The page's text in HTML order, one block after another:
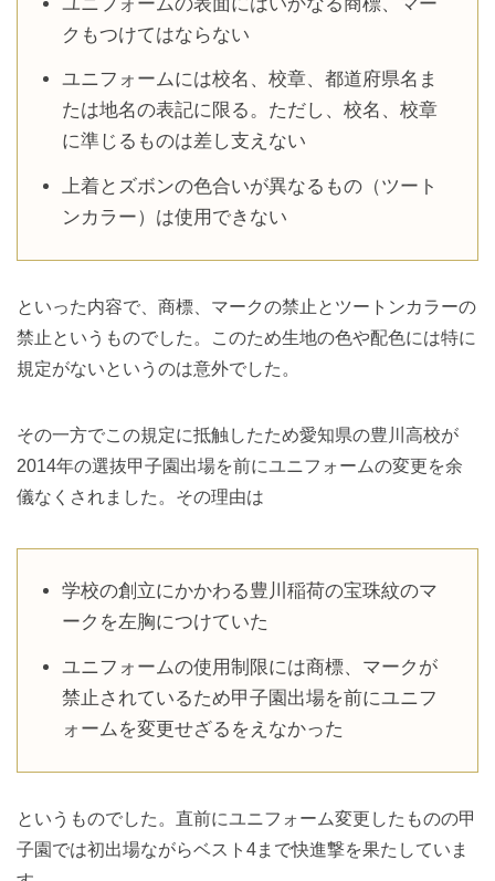
クもつけてはならない
ユニフォームには校名、校章、都道府県名ま
たは地名の表記に限る。ただし、校名、校章
に準じるものは差し支えない
上着とズボンの色合いが異なるもの（ツート
ンカラー）は使用できない
といった内容で、商標、マークの禁止とツートンカラーの
禁止というものでした。このため生地の色や配色には特に
規定がないというのは意外でした。
その一方でこの規定に抵触したため愛知県の豊川高校が
2014年の選抜甲子園出場を前にユニフォームの変更を余
儀なくされました。その理由は
学校の創立にかかわる豊川稲荷の宝珠紋のマ
ークを左胸につけていた
ユニフォームの使用制限には商標、マークが
禁止されているため甲子園出場を前にユニフ
ォームを変更せざるをえなかった
というものでした。直前にユニフォーム変更したものの甲
子園では初出場ながらベスト4まで快進撃を果たしていま